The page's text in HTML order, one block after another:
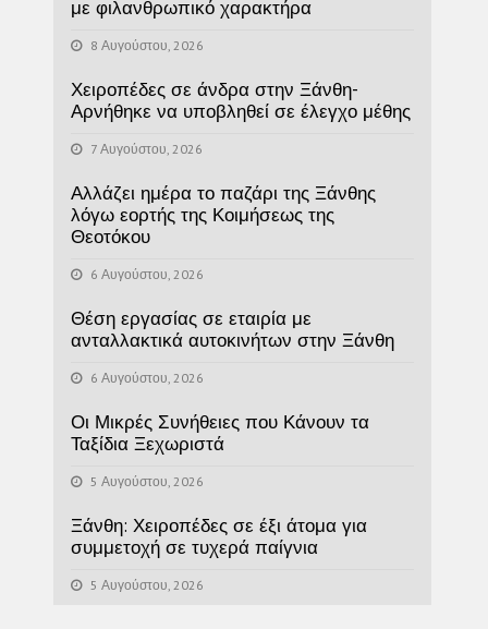
με φιλανθρωπικό χαρακτήρα
8 Αυγούστου, 2026
Χειροπέδες σε άνδρα στην Ξάνθη-
Αρνήθηκε να υποβληθεί σε έλεγχο μέθης
7 Αυγούστου, 2026
Αλλάζει ημέρα το παζάρι της Ξάνθης
λόγω εορτής της Κοιμήσεως της
Θεοτόκου
6 Αυγούστου, 2026
Θέση εργασίας σε εταιρία με
ανταλλακτικά αυτοκινήτων στην Ξάνθη
6 Αυγούστου, 2026
Οι Μικρές Συνήθειες που Κάνουν τα
Ταξίδια Ξεχωριστά
5 Αυγούστου, 2026
Ξάνθη: Χειροπέδες σε έξι άτομα για
συμμετοχή σε τυχερά παίγνια
5 Αυγούστου, 2026